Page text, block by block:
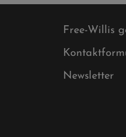
Free-Willis
Newsletter